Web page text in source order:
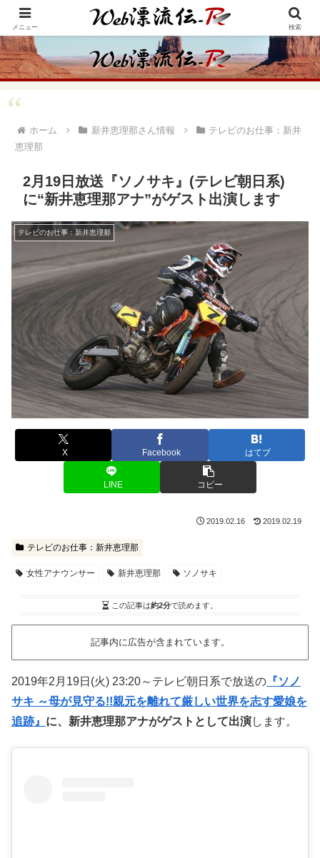
アメリカ・インディアンの思想・生き方からの学びをメインに、趣味や経験則
からの情報を発信
ホーム 新井恵理那さん情報
テレビのお仕事：新井
恵理那
2月19日放送『ソノサキ』(テレビ朝日系)
に“新井恵理那アナ”がゲスト出演します
テレビのお仕事：新井恵理那
X Facebook はてブ
LINE コピー
2019.02.16 2019.02.19
テレビのお仕事：新井恵理那
女性アナウンサー 新井恵理那 ソノサキ
この記事は約2分で読めます。
記事内に広告が含まれています。
2019年2月19日(火) 23:20～テレビ朝日系で放送の 『ソノ
サキ ～母が見守る!!親元を離れて厳しい世界を志す愛娘を
追跡』 に、新井恵理那アナがゲストとして出演します。
メニュー 検索